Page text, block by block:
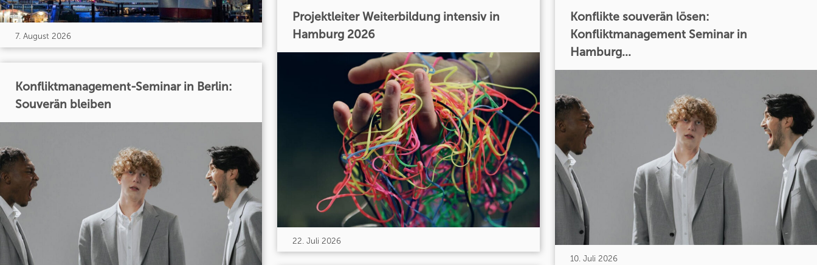
7. August 2026
Konfliktmanagement-Seminar in Berlin:
Souverän bleiben
Projektleiter Weiterbildung intensiv in
Hamburg 2026
22. Juli 2026
Konflikte souverän lösen:
Konfliktmanagement Seminar in
Hamburg...
10. Juli 2026